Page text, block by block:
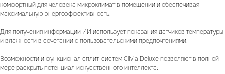
комфортный для человека микроклимат в помещении и обеспечивая
максимальную энергоэффективность.
Для получения информации ИИ использует показания датчиков температуры
и влажности в сочетании с пользовательскими предпочтениями.
Возможности и функционал сплит-систем Clivia Deluxe позволяют в полной
мере раскрыть потенциал искусственного интеллекта: